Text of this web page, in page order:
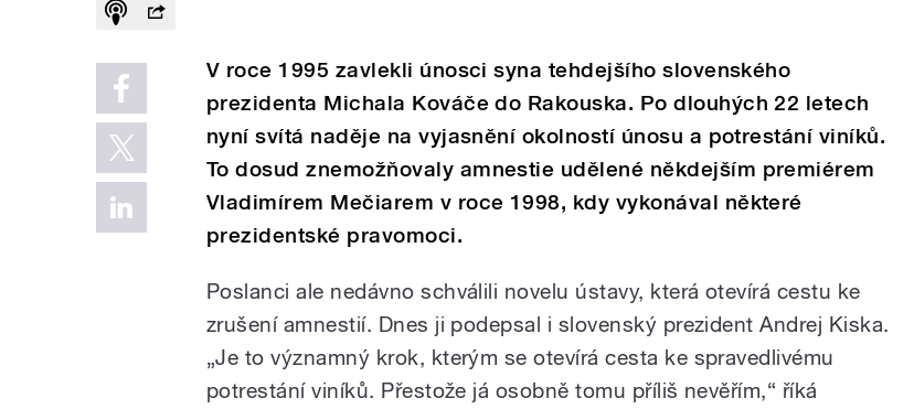
V roce 1995 zavlekli únosci syna tehdejšího slovenského
prezidenta Michala Kováče do Rakouska. Po dlouhých 22 letech
nyní svítá naděje na vyjasnění okolností únosu a potrestání viníků.
To dosud znemožňovaly amnestie udělené někdejším premiérem
Vladimírem Mečiarem v roce 1998, kdy vykonával některé
prezidentské pravomoci.
Poslanci ale nedávno schválili novelu ústavy, která otevírá cestu ke
zrušení amnestií. Dnes ji podepsal i slovenský prezident Andrej Kiska.
„Je to významný krok, kterým se otevírá cesta ke spravedlivému
potrestání viníků. Přestože já osobně tomu příliš nevěřím,“ říká